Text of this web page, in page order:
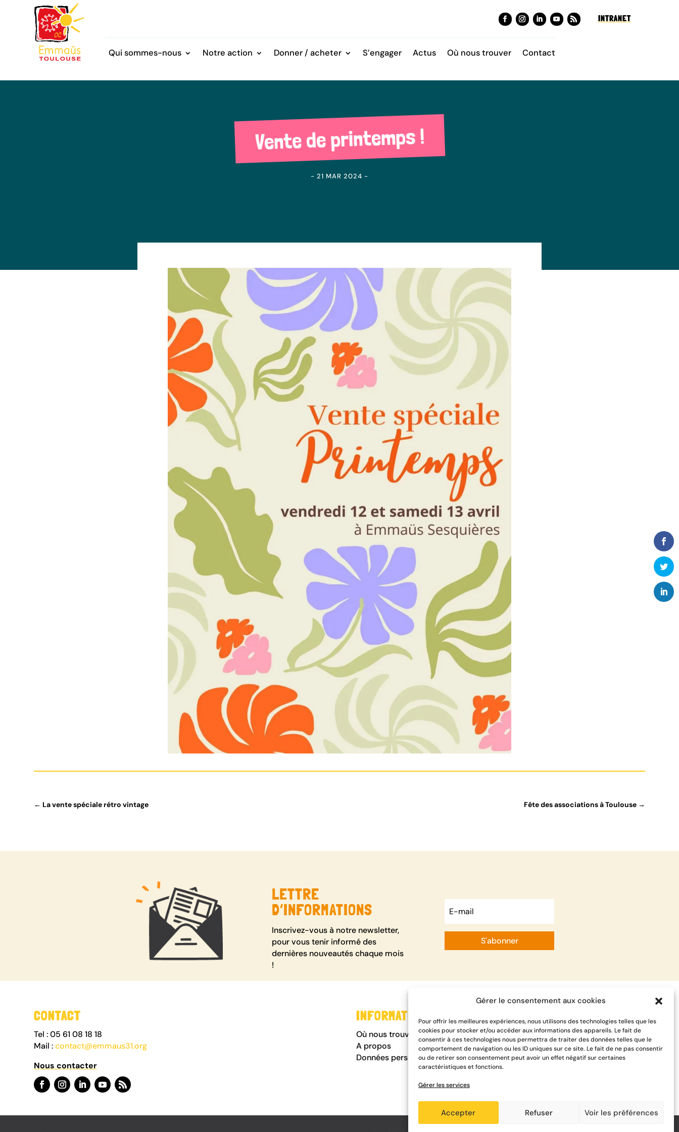
Gérer le consentement aux cookies
Pour offrir les meilleures expériences, nous utilisons des technologies telles que les
cookies pour stocker et/ou accéder aux informations des appareils. Le fait de
consentir à ces technologies nous permettra de traiter des données telles que le
comportement de navigation ou les ID uniques sur ce site. Le fait de ne pas consentir
ou de retirer son consentement peut avoir un effet négatif sur certaines
caractéristiques et fonctions.
Gérer les services
Accepter Refuser Voir les préférences
INTRANET
Qui sommes-nous Notre action Donner / acheter S’engager Actus Où nous trouver Contact
Vente de printemps !
- 21 MAR 2024 -
← La vente spéciale rétro vintage Fête des associations à Toulouse→
LETTRE
D’INFORMATIONS
Inscrivez-vous à notre newsletter,
pour vous tenir informé des
dernières nouveautés chaque mois
!
S'abonner
CONTACT
Tel : 05 61 08 18 18
Mail :contact@emmaus31.org
Nous contacter
INFORMATIONS
Où nous trouver
A propos
Données personnelles